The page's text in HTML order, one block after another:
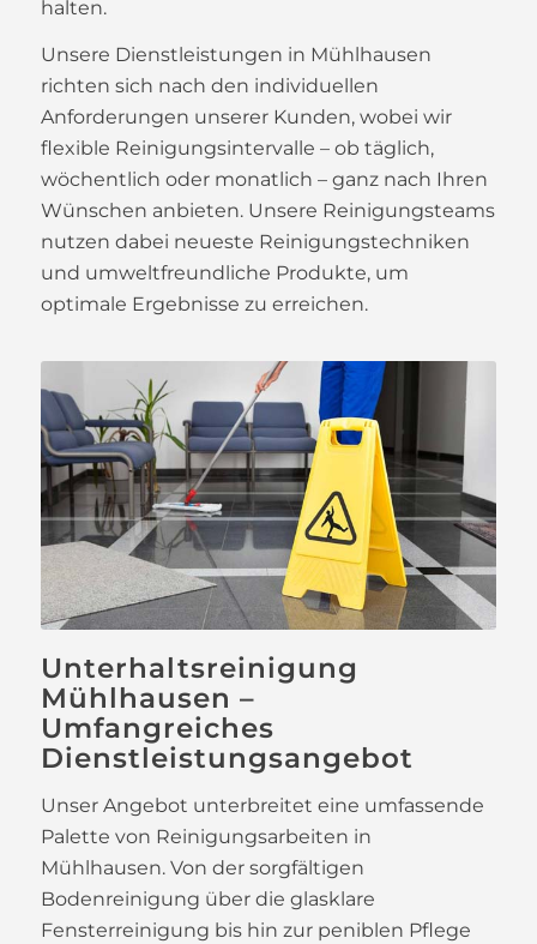
halten.
Unsere Dienstleistungen in Mühlhausen
richten sich nach den individuellen
Anforderungen unserer Kunden, wobei wir
flexible Reinigungsintervalle – ob täglich,
wöchentlich oder monatlich – ganz nach Ihren
Wünschen anbieten. Unsere Reinigungsteams
nutzen dabei neueste Reinigungstechniken
und umweltfreundliche Produkte, um
optimale Ergebnisse zu erreichen.
Unterhaltsreinigung
Mühlhausen –
Umfangreiches
Dienstleistungsangebot
Unser Angebot unterbreitet eine umfassende
Palette von Reinigungsarbeiten in
Mühlhausen. Von der sorgfältigen
Bodenreinigung über die glasklare
Fensterreinigung bis hin zur peniblen Pflege